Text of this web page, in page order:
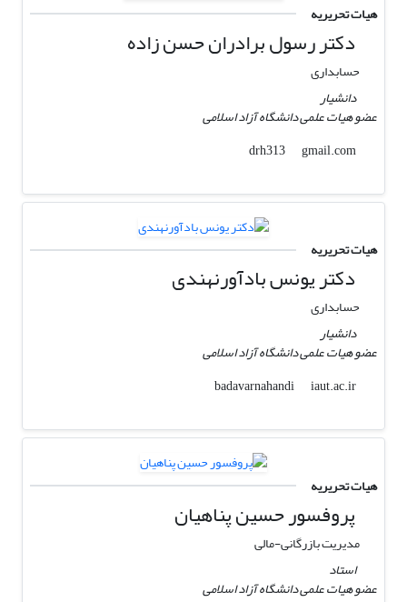
هیات تحریریه
دکتر رسول برادران حسن زاده
حسابداری
دانشیار
عضو هیات علمی دانشگاه آزاد اسلامی
drh313
gmail.com
هیات تحریریه
دکتر یونس بادآورنهندی
حسابداری
دانشیار
عضو هیات علمی دانشگاه آزاد اسلامی
badavarnahandi
iaut.ac.ir
هیات تحریریه
پروفسور حسین پناهیان
مدیریت بازرگانی-مالی
استاد
عضو هیات علمی دانشگاه آزاد اسلامی